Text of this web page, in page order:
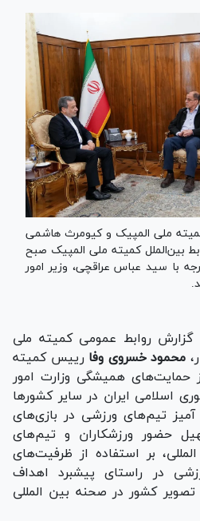
ملی المپیک و کیومرث هاشمی
بین‌الملل کمیته ملی المپیک صبح
با سید عباس عراقچی، وزیر امور
روابط عمومی کمیته ملی
محمود خسروی وفا رییس کمیته
همیشگی وزارت امور
اسلامی ایران در سایر کشور‌ها
تیم‌های ورزشی در بازی‌های
حضور ورزشکاران و تیم‌های
بر استفاده از ظرفیت‌های
در راستای پیشبرد اهداف
کشور در صحنه بین المللی